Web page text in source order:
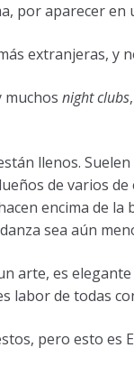
por aparecer
extranjeras, y
muchos night clubs
llenos.
de varios
encima de
sea aún
arte, es
labor de todas
pero esto es